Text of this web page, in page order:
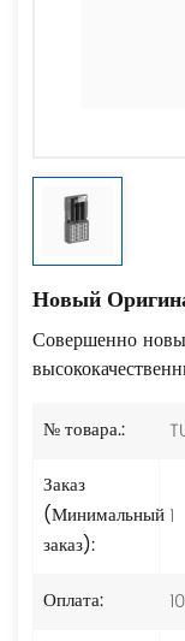
Новый
Совершенно
№ товара.:
Заказ
(Минимальный
заказ):
1
Оплата: